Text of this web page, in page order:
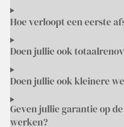
Hoe verloopt een eerste
Doen jullie ook
Doen jullie ook kleinere
Geven jullie garantie op
werken?